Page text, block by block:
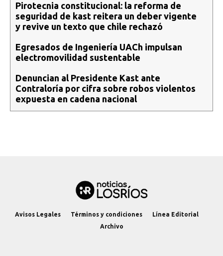
Pirotecnia constitucional: la reforma de
seguridad de kast reitera un deber vigente
y revive un texto que chile rechazó
Egresados de Ingeniería UACh impulsan
electromovilidad sustentable
Denuncian al Presidente Kast ante
Contraloría por cifra sobre robos violentos
expuesta en cadena nacional
Avisos Legales Términos y condiciones
Línea Editorial
Archivo